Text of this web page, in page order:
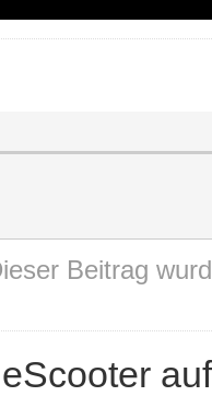
Beitrag